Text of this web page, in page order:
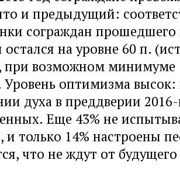
и предыдущий:
сограждан прошедшего
на уровне 60 п.
при возможном минимуме
Уровень оптимизма
духа в преддверии
Еще 43% не
и только 14% настроены
что не ждут от